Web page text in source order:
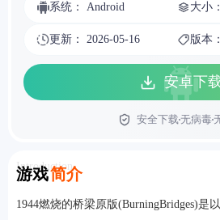
系统： Android 大小
更新： 2026-05-16 版本
安卓下
安全下载无病毒
游戏简介
Introduction
1944燃烧的桥梁原版(BurningBridges)是